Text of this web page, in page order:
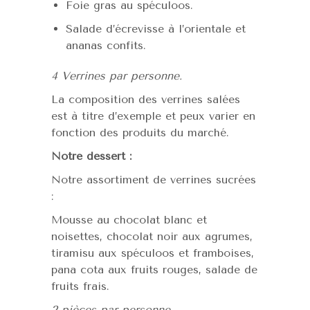
Foie gras au spéculoos.
Salade d’écrevisse à l’orientale et
ananas confits.
4 Verrines par personne.
La composition des verrines salées
est à titre d’exemple et peux varier en
fonction des produits du marché.
Notre dessert :
Notre assortiment de verrines sucrées
:
Mousse au chocolat blanc et
noisettes, chocolat noir aux agrumes,
tiramisu aux spéculoos et framboises,
pana cota aux fruits rouges, salade de
fruits frais.